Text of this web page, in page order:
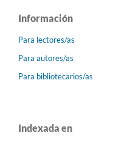
Información
Para lectores/as
Para autores/as
Para bibliotecarios/as
Indexada en